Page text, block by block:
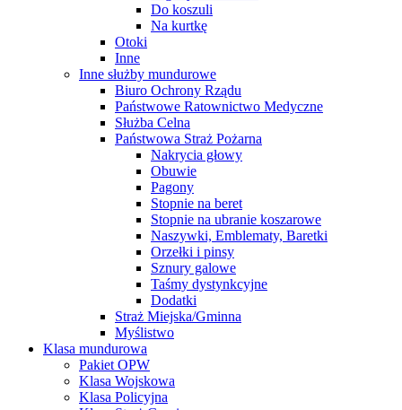
Do koszuli
Na kurtkę
Otoki
Inne
Inne służby mundurowe
Biuro Ochrony Rządu
Państwowe Ratownictwo Medyczne
Służba Celna
Państwowa Straż Pożarna
Nakrycia głowy
Obuwie
Pagony
Stopnie na beret
Stopnie na ubranie koszarowe
Naszywki, Emblematy, Baretki
Orzełki i pinsy
Sznury galowe
Taśmy dystynkcyjne
Dodatki
Straż Miejska/Gminna
Myślistwo
Klasa mundurowa
Pakiet OPW
Klasa Wojskowa
Klasa Policyjna